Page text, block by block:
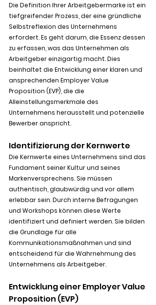
Die Definition Ihrer Arbeitgebermarke ist ein
tiefgreifender Prozess, der eine gründliche
Selbstreflexion des Unternehmens
erfordert. Es geht darum, die Essenz dessen
zu erfassen, was das Unternehmen als
Arbeitgeber einzigartig macht. Dies
beinhaltet die Entwicklung einer klaren und
ansprechenden Employer Value
Proposition (EVP), die die
Alleinstellungsmerkmale des
Unternehmens herausstellt und potenzielle
Bewerber anspricht.
Identifizierung der Kernwerte
Die Kernwerte eines Unternehmens sind das
Fundament seiner Kultur und seines
Markenversprechens. Sie müssen
authentisch, glaubwürdig und vor allem
erlebbar sein. Durch interne Befragungen
und Workshops können diese Werte
identifiziert und definiert werden. Sie bilden
die Grundlage für alle
Kommunikationsmaßnahmen und sind
entscheidend für die Wahrnehmung des
Unternehmens als Arbeitgeber.
Entwicklung einer Employer Value
Proposition (EVP)